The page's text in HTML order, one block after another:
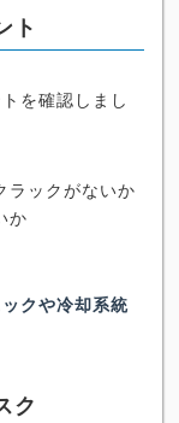
ト
を確認しまし
ラックがないか
か
クや冷却系統
ク